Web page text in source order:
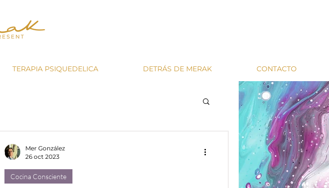
TERAPIA PSIQUEDELICA DETRÁS DE MERAK CONTACTO
Cocina Consciente
Mer González
26 oct 2023